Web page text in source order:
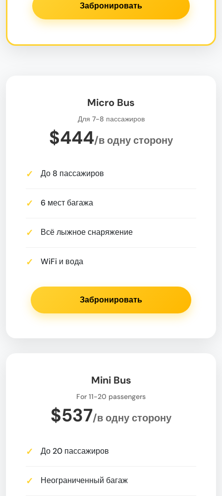
Забронировать
Micro Bus
Для 7-8 пассажиров
$444/в одну сторону
До 8 пассажиров
6 мест багажа
Всё лыжное снаряжение
WiFi и вода
Забронировать
Mini Bus
For 11-20 passengers
$537/в одну сторону
До 20 пассажиров
Неограниченный багаж